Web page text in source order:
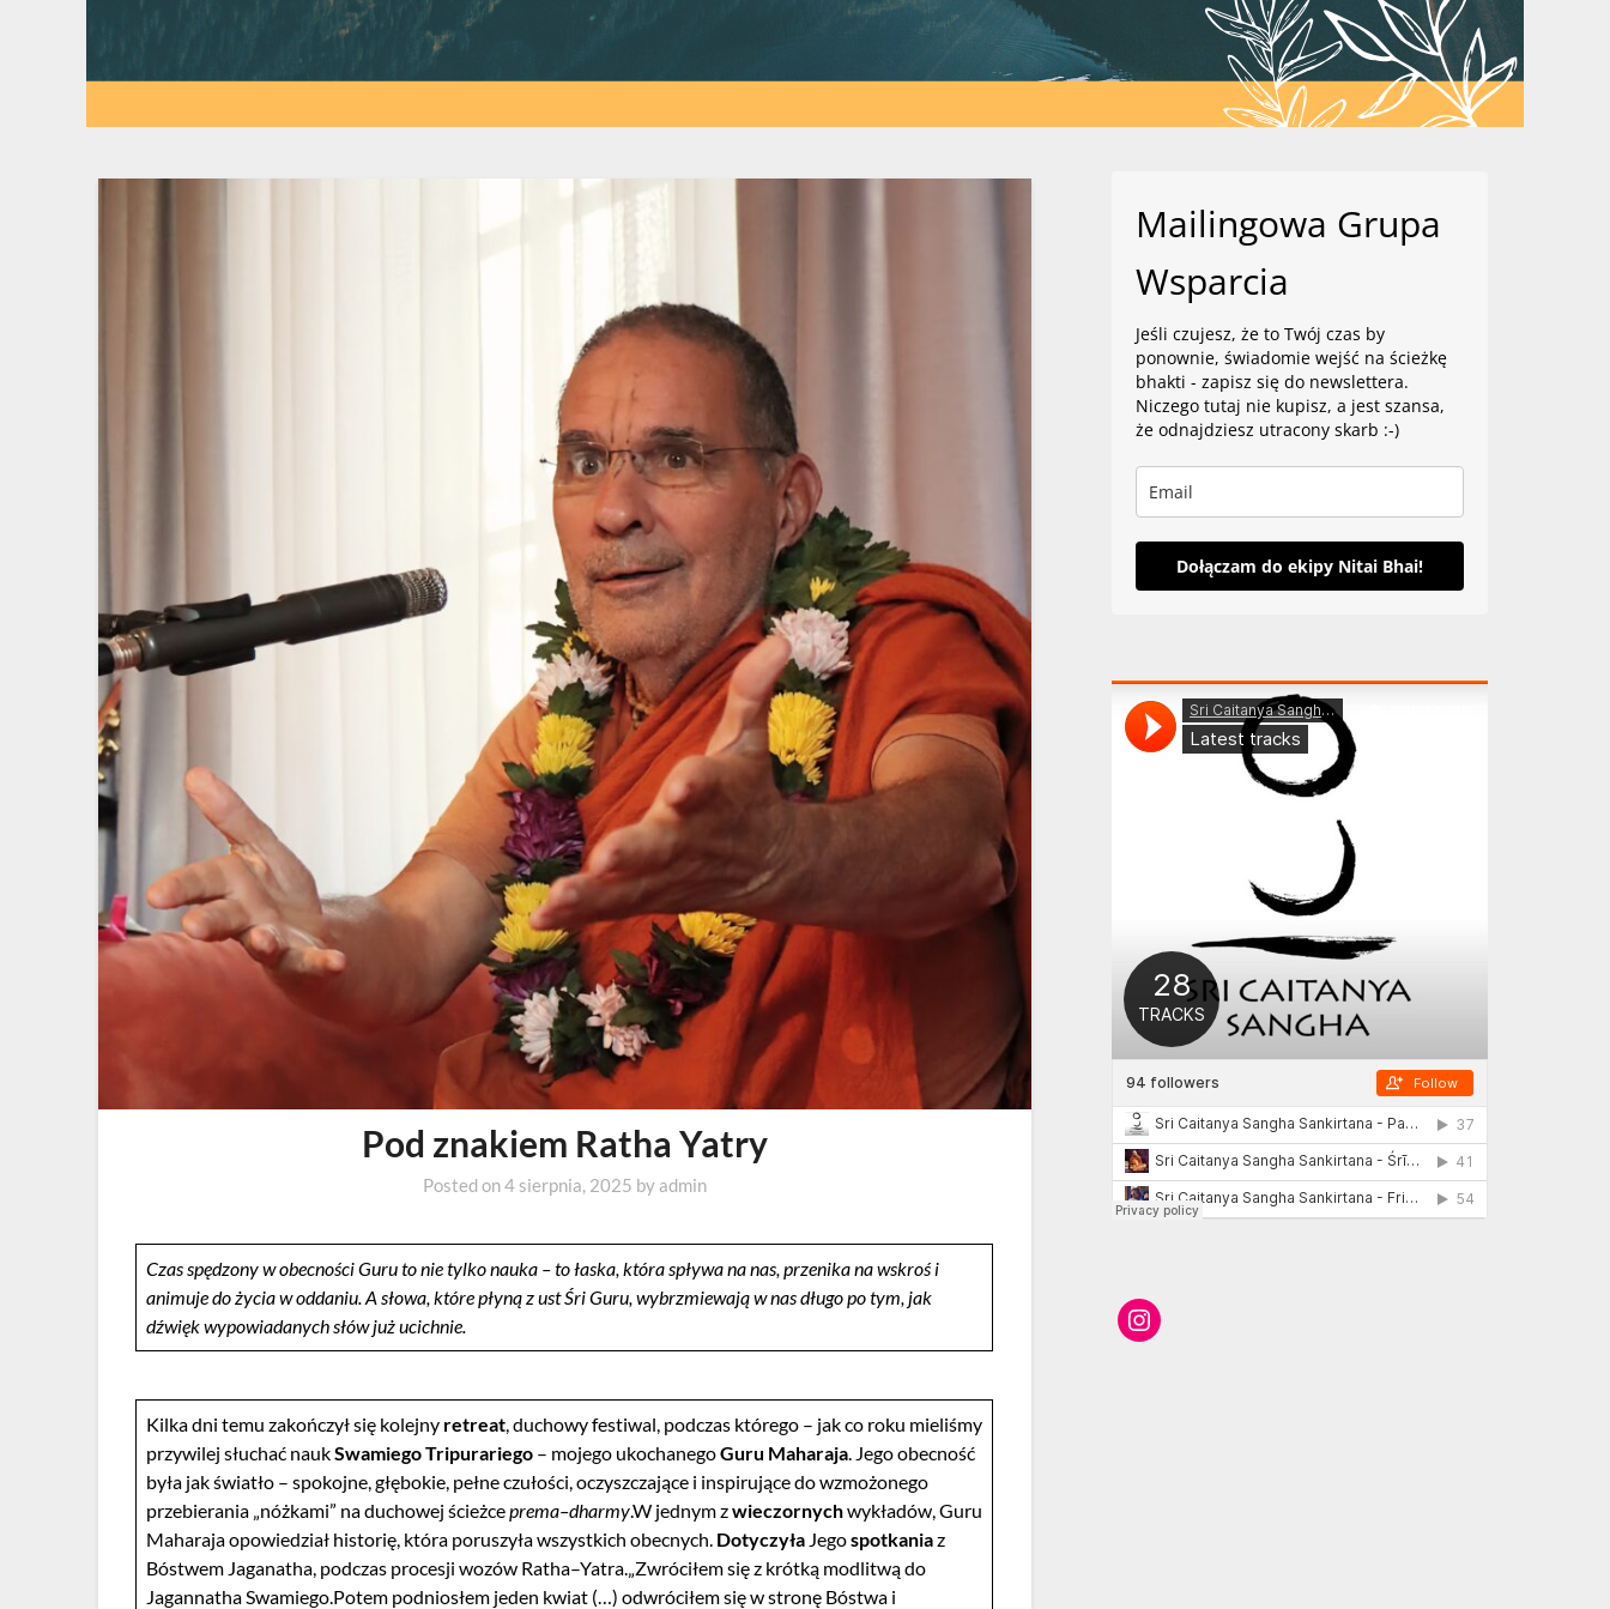
Pod znakiem Ratha Yatry
Posted on4 sierpnia, 2025 by admin
Czas spędzony w obecności Guru to nie tylko nauka – to łaska, która spływa na nas, przenika na wskroś i
animuje do życia w oddaniu. A słowa, które płyną z ust Śri Guru, wybrzmiewają w nas długo po tym, jak
dźwięk wypowiadanych słów już ucichnie.
Kilka dni temu zakończył się kolejny retreat, duchowy festiwal, podczas którego – jak co roku mieliśmy
przywilej słuchać naukSwamiego Tripurariego – mojego ukochanegoGuru Maharaja. Jego obecność
była jak światło – spokojne, głębokie, pełne czułości, oczyszczające i inspirujące do wzmożonego
przebierania „nóżkami” na duchowej ścieżceprema–dharmy.W jednym zwieczornychwykładów, Guru
Maharaja opowiedział historię, która poruszyła wszystkich obecnych. Dotyczyła Jegospotkaniaz
Bóstwem Jaganatha, podczas procesji wozów Ratha–Yatra.„Zwróciłem się z krótką modlitwą do
Jagannatha Swamiego.Potem podniosłem jeden kwiat (…) odwróciłem się w stronę Bóstwa i
Mailingowa Grupa
Wsparcia
Jeśli czujesz, że to Twój czas by
ponownie, świadomie wejść na ścieżkę
bhakti - zapisz się do newslettera.
Niczego tutaj nie kupisz, a jest szansa,
że odnajdziesz utracony skarb :-)
Dołączam do ekipy Nitai Bhai!
Instagram